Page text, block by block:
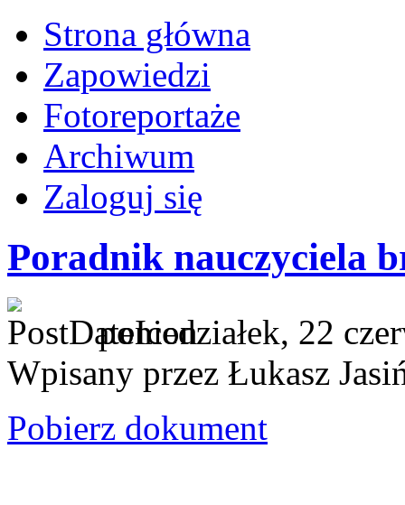
Strona główna
Zapowiedzi
Fotoreportaże
Archiwum
Zaloguj się
Poradnik nauczyciela
poniedziałek, 22
Wpisany przez Łukasz
Pobierz dokument